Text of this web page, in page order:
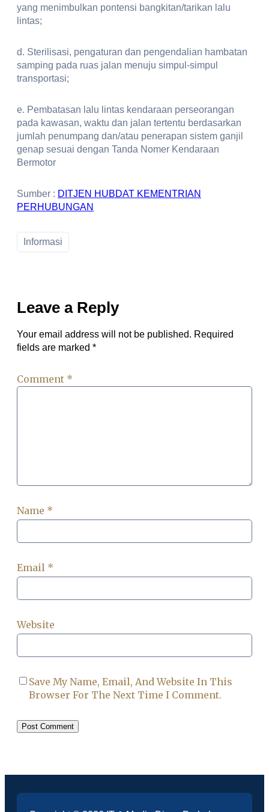
yang menimbulkan pontensi bangkitan/tarikan lalu
lintas;
d. Sterilisasi, pengaturan dan pengendalian hambatan
samping pada ruas jalan menuju simpul-simpul
transportasi;
e. Pembatasan lalu lintas kendaraan perseorangan
pada kawasan, waktu dan jalan tertentu berdasarkan
jumlah penumpang dan/atau penerapan sistem ganjil
genap sesuai dengan Tanda Nomer Kendaraan
Bermotor
Sumber : DITJEN HUBDAT KEMENTRIAN
PERHUBUNGAN
Informasi
Leave a Reply
Your email address will not be published. Required
fields are marked *
Comment *
Name *
Email *
Website
Save My Name, Email, And Website In This
Browser For The Next Time I Comment.